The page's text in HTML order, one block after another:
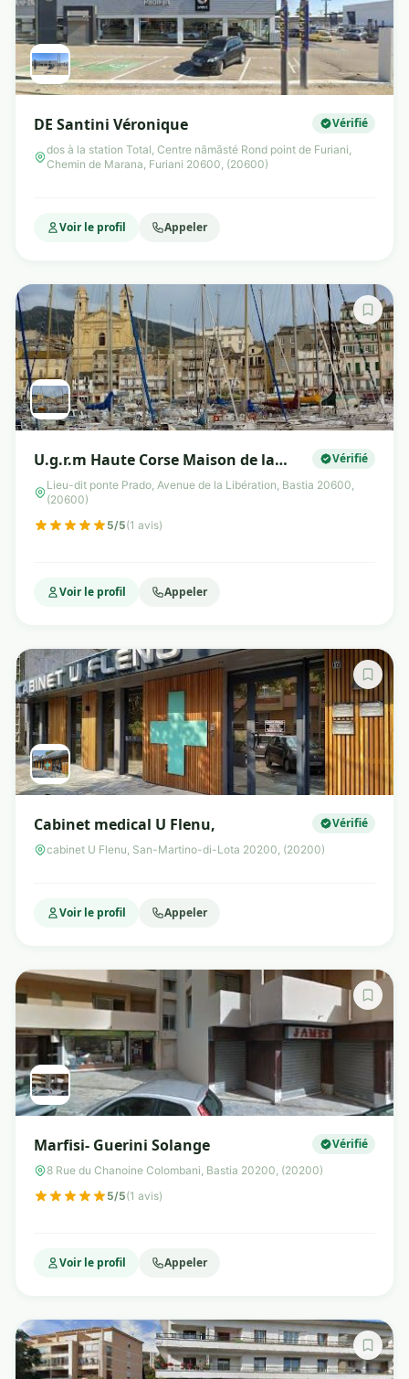
DE Santini Véronique Vérifié
dos à la station Total, Centre nãmãsté Rond point de Furiani,
Chemin de Marana, Furiani 20600, (20600)
Voir le profil Appeler
U.g.r.m Haute Corse Maison de la
Mutualité
Vérifié
Lieu-dit ponte Prado, Avenue de la Libération, Bastia 20600,
(20600)
5/5(1 avis)
Voir le profil Appeler
Cabinet medical U Flenu, Vérifié
cabinet U Flenu, San-Martino-di-Lota 20200, (20200)
Voir le profil Appeler
Marfisi- Guerini Solange Vérifié
8 Rue du Chanoine Colombani, Bastia 20200, (20200)
5/5(1 avis)
Voir le profil Appeler